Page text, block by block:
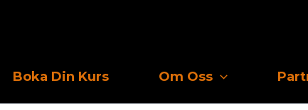
Boka Din Kurs Om Oss